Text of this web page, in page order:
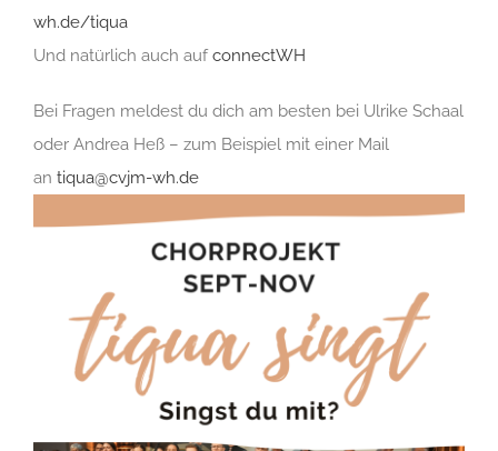
wh.de/tiqua
Und natürlich auch aufconnectWH
Bei Fragen meldest du dich am besten bei Ulrike Schaal
oder Andrea Heß – zum Beispiel mit einer Mail
an tiqua@cvjm-wh.de